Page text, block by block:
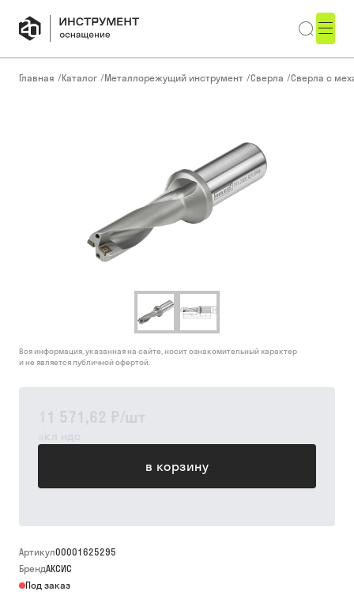
Главная /Каталог /Металлорежущий инструмент /Сверла /Сверла с
11 571,62 ₽/шт
вкл ндс
в корзину
Вся информация, указанная на сайте, носит ознакомительный характер
и не является публичной офертой.
Артикул00001625295
БрендАКСИС
Под заказ